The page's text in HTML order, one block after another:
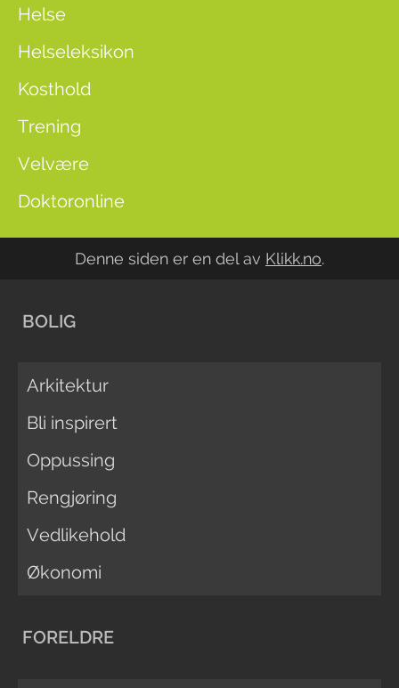
Helse
Helseleksikon
Kosthold
Trening
Velvære
Doktoronline
Denne siden er en del av Klikk.no.
BOLIG
Arkitektur
Bli inspirert
Oppussing
Rengjøring
Vedlikehold
Økonomi
FORELDRE